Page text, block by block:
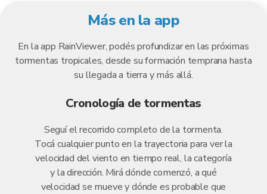
Más en la app
En la app RainViewer, podés profundizar en las próximas
tormentas tropicales, desde su formación temprana hasta
su llegada a tierra y más allá.
Cronología de tormentas
Seguí el recorrido completo de la tormenta.
Tocá cualquier punto en la trayectoria para ver la
velocidad del viento en tiempo real, la categoría
y la dirección. Mirá dónde comenzó, a qué
velocidad se mueve y dónde es probable que